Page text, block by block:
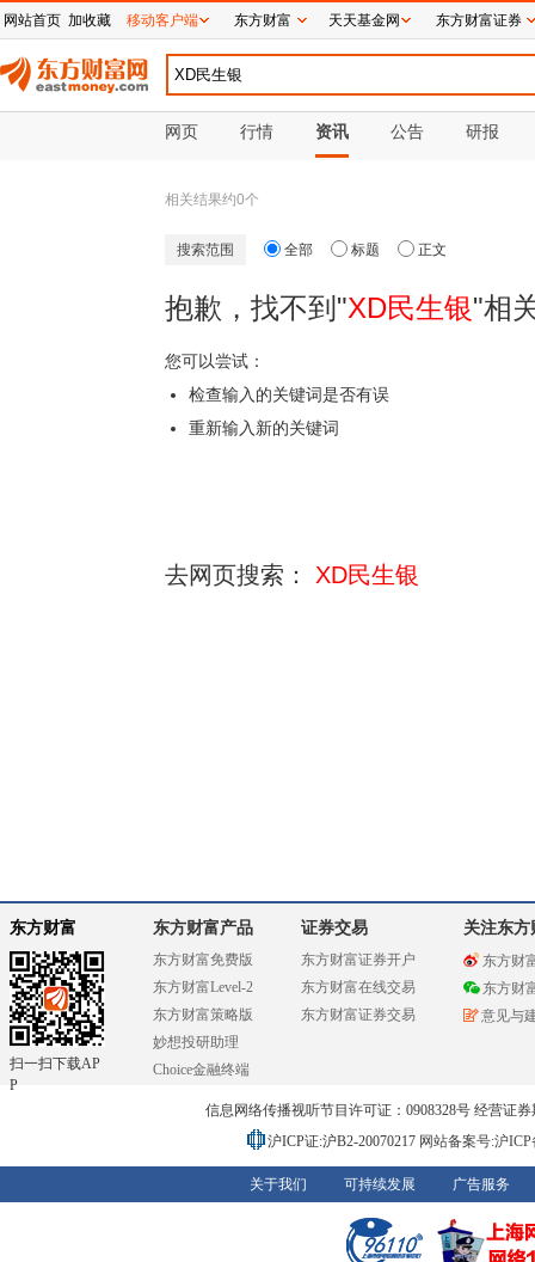
网页 行情 资讯 公告 研报
相关结果约0个
搜索范围 全部 标题 正文
抱歉，找不到"XD民生银"相
您可以尝试：
检查输入的关键词是否有误
重新输入新的关键词
去网页搜索： XD民生银
东方财富
扫一扫下载AP
P
东方财富产品
东方财富免费版
东方财富Level-2
东方财富策略版
妙想投研助理
Choice金融终端
证券交易
东方财富证券开户
东方财富在线交易
东方财富证券交易
关注东方
东方财
东方财
意见与
信息网络传播视听节目许可证：0908328号 经营证
沪ICP证:沪B2-20070217 网站备案号:沪
关于我们 可持续发展 广告服务
网站首页 加收藏 移动客户端 东方财富 天天基金网 东方财富证券